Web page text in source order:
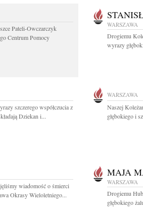
Pateli-Owczarczyk
Centrum Pomocy
WARSZAWA
Drogiemu
wyrazy
szczerego współczucia z
Dziekan i...
WARSZAWA
Naszej
głębokiego i
wiadomość o śmierci
Okrasy Wieloletniego...
MAJA
WARSZAWA
Drogiemu
głębokiego